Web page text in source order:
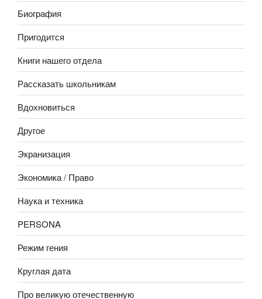
Биография
Пригодится
Книги нашего отдела
Рассказать школьникам
Вдохновиться
Другое
Экранизация
Экономика / Право
Наука и техника
PERSONA
Режим гения
Круглая дата
Про великую отечественную